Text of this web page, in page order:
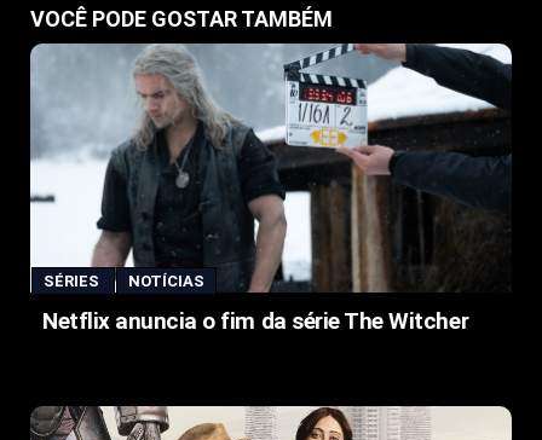
VOCÊ PODE GOSTAR TAMBÉM
SÉRIES NOTÍCIAS
Netflix anuncia o fim da série The Witcher